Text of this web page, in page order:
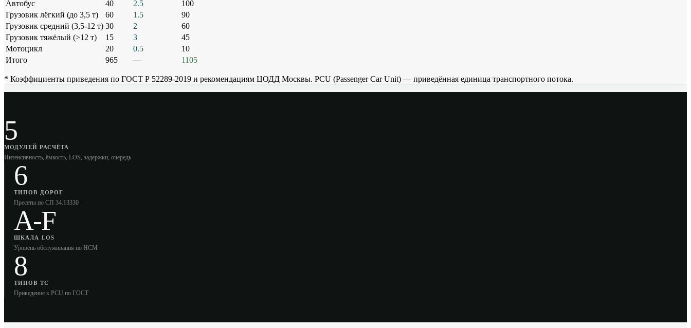
Автобус 40 2.5
100
Грузовик лёгкий (до 3,5 т)
60 1.5
90
Грузовик средний (3,5-12 т) 30 2
60
Грузовик тяжёлый (>12 т)
15 3
45
Мотоцикл
20 0.5
10
Итого
965 — 1105
* Коэффициенты приведения по ГОСТ Р 52289-2019 и рекомендациям ЦОДД Москвы. PCU (Passenger Car Unit) — приведённая единица транспортного потока.
5
МОДУЛЕЙ РАСЧЁТА
Интенсивность, ёмкость, LOS, задержки, очередь
6
ТИПОВ ДОРОГ
Пресеты по СП 34.13330
A-F
ШКАЛА LOS
Уровень обслуживания по HCM
8
ТИПОВ ТС
Приведение к PCU по ГОСТ